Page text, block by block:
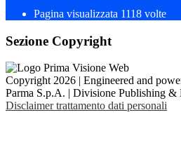
Pagina visualizzata 1118 volte
Sezione Copyright
Copyright 2026 | Engineered and
Parma S.p.A. | Divisione Publishing &
Disclaimer trattamento dati personali